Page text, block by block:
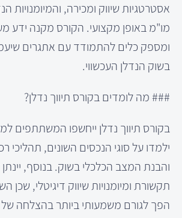
אסטרטגיות שיווק ומכירה, והמיומנויות
מו"מ באופן מקצועי. הקורס מקנה ידע
ומספק כלים להתמודד עם אתגרים
בשוק הנדלן העכשווי.
### מה לומדים בקורס תיווך נדלן?
בקורס תיווך נדלן ייחשפו המשתתפים
ילמדו על סוגי הנכסים השונים, תהליכי
והבנת המצב הכלכלי בשוק. בנוסף, יינתן
תקשורת ומיומנויות שיווק דיגיטלי, שכן
הפך לגורם משמעותי ביותר בהצלחה של